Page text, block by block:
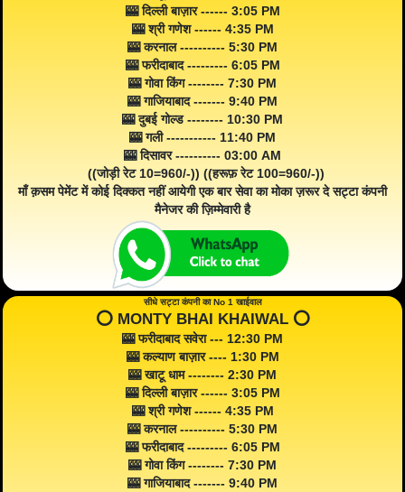
🎰 दिल्ली बाज़ार ------ 3:05 PM
🎰 श्री गणेश ------ 4:35 PM
🎰 करनाल ---------- 5:30 PM
🎰 फरीदाबाद --------- 6:05 PM
🎰 गोवा किंग -------- 7:30 PM
🎰 गाजियाबाद ------- 9:40 PM
🎰 दुबई गोल्ड -------- 10:30 PM
🎰 गली ----------- 11:40 PM
🎰 दिसावर ---------- 03:00 AM
((जोड़ी रेट 10=960/-)) ((हरूफ़ रेट 100=960/-))
माँ क़सम पेमेंट में कोई दिक्कत नहीं आयेगी एक बार सेवा का मोका ज़रूर दे सट्टा कंपनी
मैनेजर की ज़िम्मेवारी है
सीधे सट्टा कंपनी का No 1 खाईवाल
⭕️ MONTY BHAI KHAIWAL ⭕️
🎰 फरीदाबाद सवेरा --- 12:30 PM
🎰 कल्याण बाज़ार ---- 1:30 PM
🎰 खाटू धाम -------- 2:30 PM
🎰 दिल्ली बाज़ार ------ 3:05 PM
🎰 श्री गणेश ------ 4:35 PM
🎰 करनाल ---------- 5:30 PM
🎰 फरीदाबाद --------- 6:05 PM
🎰 गोवा किंग -------- 7:30 PM
🎰 गाजियाबाद ------- 9:40 PM